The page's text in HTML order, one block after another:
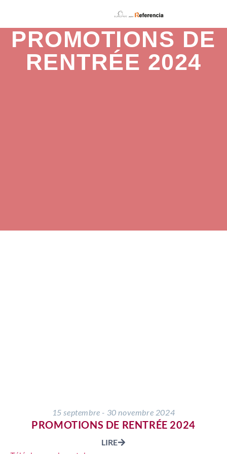
PROMOTIONS DE
RENTRÉE 2024
15 septembre - 30 novembre 2024
PROMOTIONS DE RENTRÉE 2024
LIRE